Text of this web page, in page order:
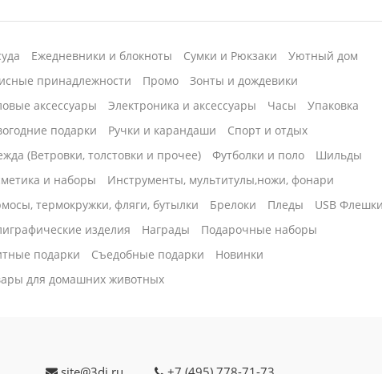
Ежедневники и блокноты Сумки и Рюкзаки
Уютный дом
принадлежности
Промо
Зонты и дождевики
аксессуары
Электроника и аксессуары Часы
Упаковка
подарки
Ручки и карандаши
Спорт и отдых
(Ветровки, толстовки и прочее)
Футболки и поло
Шильды
и наборы
Инструменты, мультитулы,ножи, фонари
термокружки, фляги, бутылки
Брелоки Пледы
USB Флешки
изделия
Награды
Подарочные наборы
подарки
Cъедобные подарки
Новинки
для домашних животных